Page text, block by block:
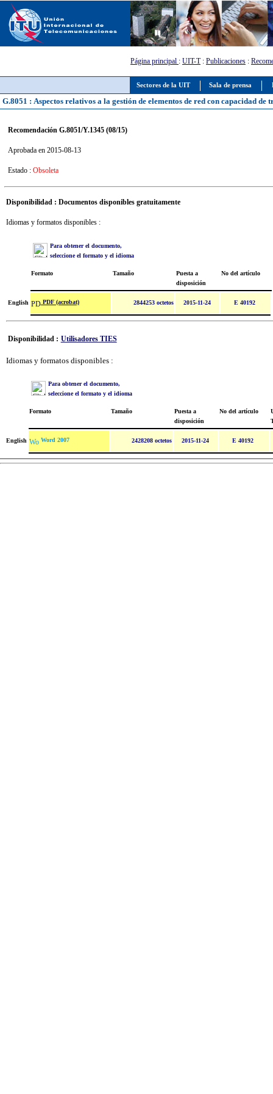
Sectores de la UIT Sala de prensa
Página principal : UIT-T: Publicaciones :
G.8051 : Aspectos relativos a la gestión de elementos de red con capacidad de
Recomendación G.8051/Y.1345 (08/15)
Aprobada en 2015-08-13
Estado : Obsoleta
Disponibilidad : Documentos disponibles gratuitamente
Idiomas y formatos disponibles :
Para obtener el documento,
seleccione el formato y el idioma
Formato Tamaño
Puesta a
disposición
No del artículo
English PDF (acrobat) 2844253 octetos 2015-11-24 E 40192
Disponibilidad : Utilisadores TIES
Idiomas y formatos disponibles :
Para obtener el documento,
seleccione el formato y el idioma
Formato Tamaño
Puesta a
disposición
No del artículo
English Word 2007 2428208 octetos 2015-11-24 E 40192